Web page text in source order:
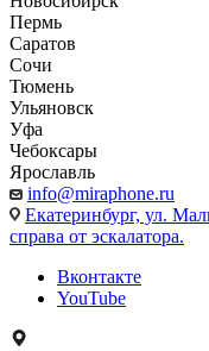
Пермь
Саратов
Сочи
Тюмень
Ульяновск
Уфа
Чебоксары
Ярославль
info@miraphone.ru
Екатеринбург, ул.
справа от эскалатора.
Вконтакте
YouTube